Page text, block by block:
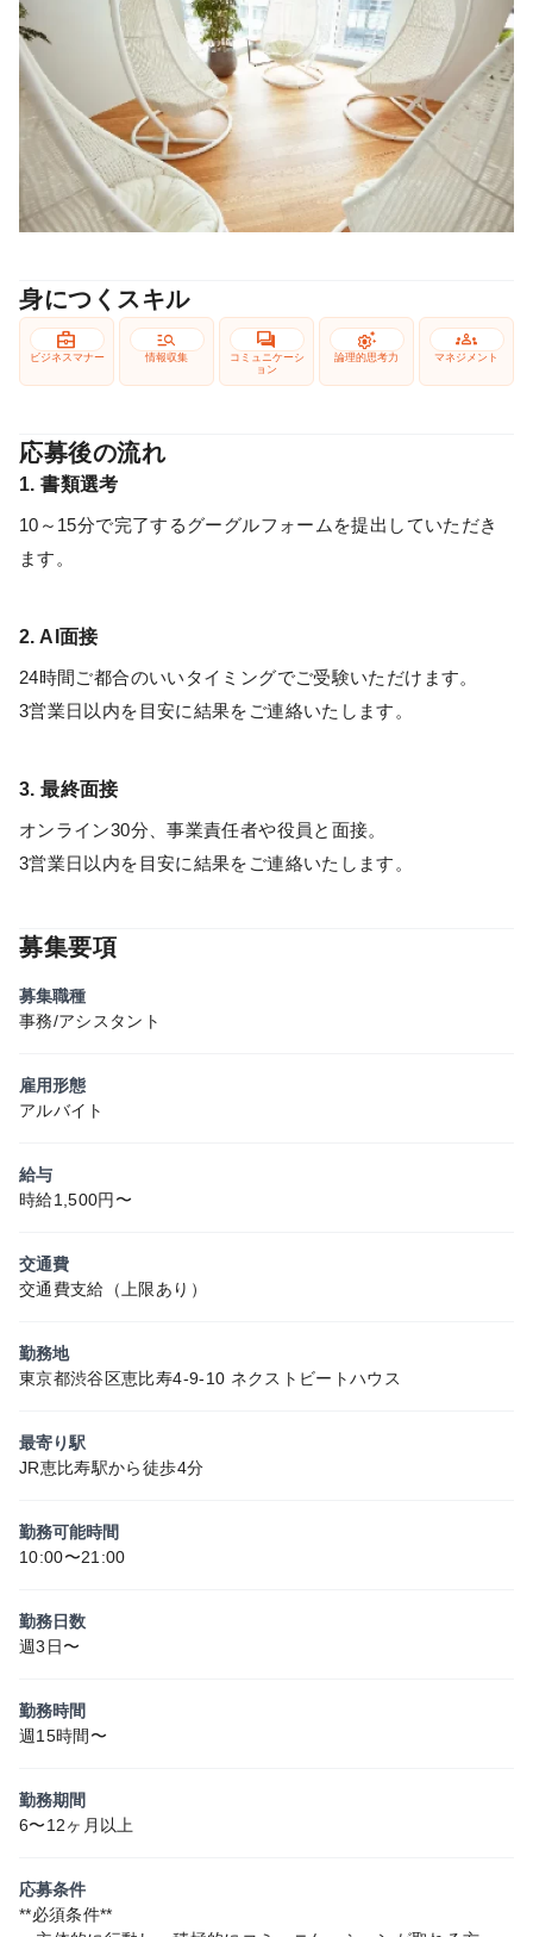
身につくスキル
business_center
ビジネスマナー
manage_search
情報収集
forum
コミュニケーシ
ョン
settings_suggest
論理的思考力
groups
マネジメント
応募後の流れ
1. 書類選考
10～15分で完了するグーグルフォームを提出していただき
ます。
2. AI面接
24時間ご都合のいいタイミングでご受験いただけます。
3営業日以内を目安に結果をご連絡いたします。
3. 最終面接
オンライン30分、事業責任者や役員と面接。
3営業日以内を目安に結果をご連絡いたします。
募集要項
募集職種
事務/アシスタント
雇用形態
アルバイト
給与
時給1,500円〜
交通費
交通費支給（上限あり）
勤務地
東京都渋谷区恵比寿4-9-10 ネクストビートハウス
最寄り駅
JR恵比寿駅から徒歩4分
勤務可能時間
10:00〜21:00
勤務日数
週3日〜
勤務時間
週15時間〜
勤務期間
6〜12ヶ月以上
応募条件
**必須条件**